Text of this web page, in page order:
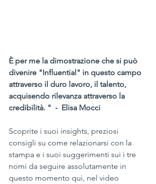
È per me la dimostrazione che si può
divenire "Influential" in questo campo
attraverso il duro lavoro, il talento,
acquisendo rilevanza attraverso la
credibilità. "  -  Elisa Mocci
Scoprite i suoi insights, preziosi
consigli su come relazionarsi con la
stampa e i suoi suggerimenti sui i tre
nomi da seguire assolutamente in
questo momento qui, nel video